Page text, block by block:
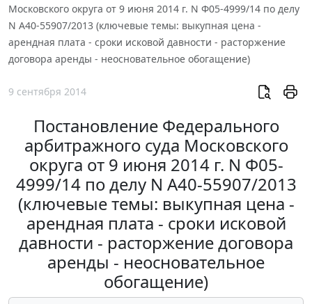
Московского округа от 9 июня 2014 г. N Ф05-4999/14 по делу
N А40-55907/2013 (ключевые темы: выкупная цена -
арендная плата - сроки исковой давности - расторжение
договора аренды - неосновательное обогащение)
9 сентября 2014
Постановление Федерального
арбитражного суда Московского
округа от 9 июня 2014 г. N Ф05-
4999/14 по делу N А40-55907/2013
(ключевые темы: выкупная цена -
арендная плата - сроки исковой
давности - расторжение договора
аренды - неосновательное
обогащение)